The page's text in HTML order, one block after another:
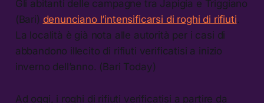
Gli abitanti delle campagne tra Japigia e Triggiano
(Bari) denunciano l’intensificarsi di roghi di rifiuti.
La località è già nota alle autorità per i casi di
abbandono illecito di rifiuti verificatisi a inizio
inverno dell’anno. (Bari Today)
Ad oggi, i roghi di rifiuti verificatisi a partire da